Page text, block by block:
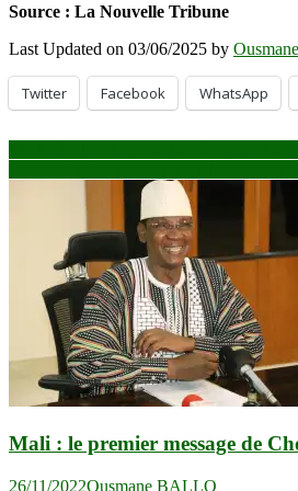
Source : La Nouvelle Tribune
Last Updated on 03/06/2025 by
Twitter Facebook WhatsApp
Navigation
de
l’article
Mali : le premier message de
26/11/2022Ousmane BALLO